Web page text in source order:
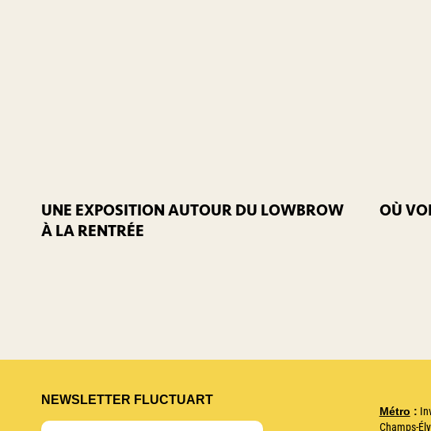
UNE EXPOSITION AUTOUR DU LOWBROW
À LA RENTRÉE
OÙ
NEWSLETTER FLUCTUART
Métro :
Champs-